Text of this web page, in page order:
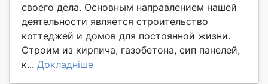
своего дела. Основным направлением нашей
деятельности является строительство
коттеджей и домов для постоянной жизни.
Строим из кирпича, газобетона, сип панелей,
к... Докладніше